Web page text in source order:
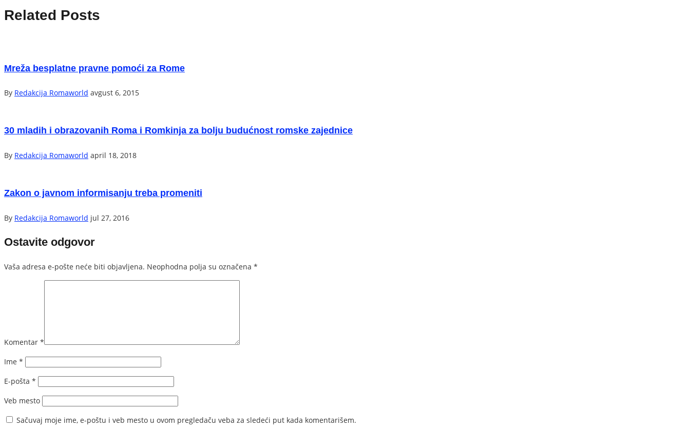
Related Posts
Mreža besplatne pravne pomoći za Rome
By Redakcija Romaworld avgust 6, 2015
30 mladih i obrazovanih Roma i Romkinja za bolju budućnost romske zajednice
By Redakcija Romaworld april 18, 2018
Zakon o javnom informisanju treba promeniti
By Redakcija Romaworld jul 27, 2016
Ostavite odgovor
Vaša adresa e-pošte neće biti objavljena. Neophodna polja su označena *
Komentar *
Ime *
E-pošta *
Veb mesto
Sačuvaj moje ime, e-poštu i veb mesto u ovom pregledaču veba za sledeći put kada komentarišem.